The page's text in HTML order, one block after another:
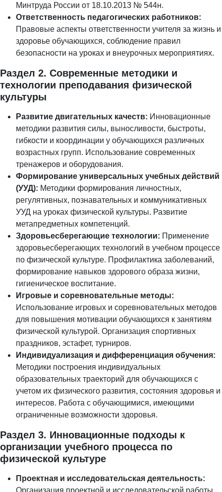
Минтруда России от 18.10.2013 № 544н.
Ответственность педагогических работников:
Правовые аспекты ответственности учителя за жизнь и
здоровье обучающихся, соблюдение правил
безопасности на уроках и внеурочных мероприятиях.
Раздел 2. Современные методики и
технологии преподавания физической
культуры
Развитие двигательных качеств: Инновационные
методики развития силы, выносливости, быстроты,
гибкости и координации у обучающихся различных
возрастных групп. Использование современных
тренажеров и оборудования.
Формирование универсальных учебных действий
(УУД): Методики формирования личностных,
регулятивных, познавательных и коммуникативных
УУД на уроках физической культуры. Развитие
метапредметных компетенций.
Здоровьесберегающие технологии: Применение
здоровьесберегающих технологий в учебном процессе
по физической культуре. Профилактика заболеваний,
формирование навыков здорового образа жизни,
гигиеническое воспитание.
Игровые и соревновательные методы:
Использование игровых и соревновательных методов
для повышения мотивации обучающихся к занятиям
физической культурой. Организация спортивных
праздников, эстафет, турниров.
Индивидуализация и дифференциация обучения:
Методики построения индивидуальных
образовательных траекторий для обучающихся с
учетом их физического развития, состояния здоровья и
интересов. Работа с обучающимися, имеющими
ограниченные возможности здоровья.
Раздел 3. Инновационные подходы к
организации учебного процесса по
физической культуре
Проектная и исследовательская деятельность: